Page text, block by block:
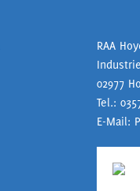
RAA
02977
Tel.:
E-Mail: